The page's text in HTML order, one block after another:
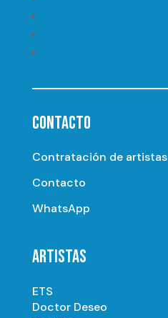
CONTACTO
Contratación de artistas
Contacto
WhatsApp
ARTISTAS
ETS
Doctor Deseo